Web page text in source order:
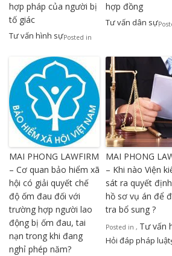
hợp pháp của người bị
tố giác
Posted in
Tư vấn hình sự
hợp đồng
Tư vấn dân sự
MAI PHONG LAWFIRM
– Cơ quan bảo hiểm xã
hội có giải quyết chế
độ ốm đau đối với
trường hợp người lao
động bị ốm đau, tai
nạn trong khi đang
nghỉ phép năm?
MAI PHONG
– Khi nào Viện
sát ra quyết
hồ sơ vụ án để
tra bổ sung ?
Posted in
Hỏi đáp pháp luật
, Tư vấn